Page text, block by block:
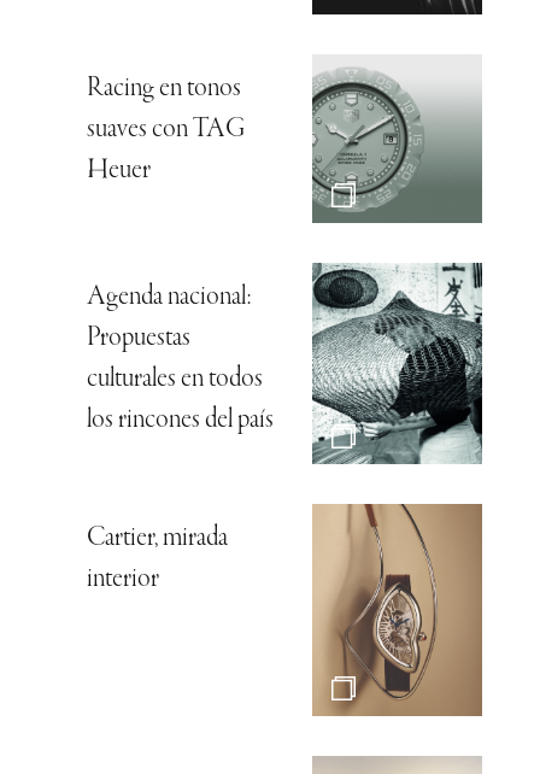
Racing en tonos
suaves con TAG
Heuer
Agenda nacional:
Propuestas
culturales en todos
los rincones del país
Cartier, mirada
interior